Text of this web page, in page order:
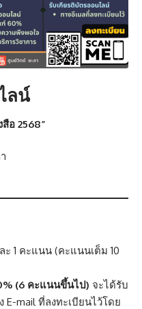
ลน์
อ 2568”
ะ 1 คะแนน (คะแนนเต็ม 10
(6 คะแนนขึ้นไป) จะได้รับ
E-mail ที่ลงทะเบียนไว้โดย